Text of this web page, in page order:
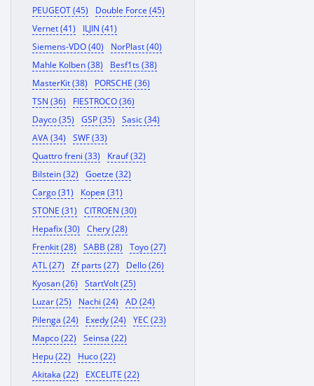
PEUGEOT (45)
Double Force (45)
Vernet (41)
ILJIN (41)
Siemens-VDO (40)
NorPlast (40)
Mahle Kolben (38)
Besf1ts (38)
MasterKit (38)
PORSCHE (36)
TSN (36)
FIESTROCO (36)
Dayco (35)
GSP (35)
Sasic (34)
AVA (34)
SWF (33)
Quattro freni (33)
Krauf (32)
Bilstein (32)
Goetze (32)
Cargo (31)
Корея (31)
STONE (31)
CITROEN (30)
Hepafix (30)
Chery (28)
Frenkit (28)
SABB (28)
Toyo (27)
ATL (27)
Zf parts (27)
Dello (26)
Kyosan (26)
StartVolt (25)
Luzar (25)
Nachi (24)
AD (24)
Pilenga (24)
Exedy (24)
YEC (23)
Mapco (22)
Seinsa (22)
Hepu (22)
Huco (22)
Akitaka (22)
EXCELITE (22)